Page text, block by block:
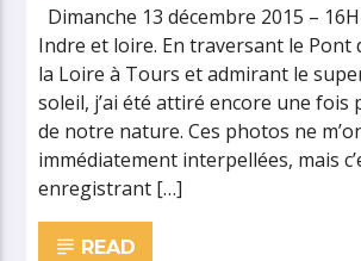
Dimanche 13 décembre 2015 –
Indre et loire. En traversant le Pont
la Loire à Tours et admirant le
soleil, j’ai été attiré encore une fois
de notre nature. Ces photos ne
immédiatement interpellées, mais
enregistrant […]
READ